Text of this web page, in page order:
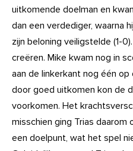
uitkomende doelman en
dan een verdediger, waarna
zijn beloning veiligstelde (1-
creëren. Mike kwam nog in
aan de linkerkant nog één
door goed uitkomen kon de
voorkomen. Het
misschien ging Trias
een doelpunt, wat het spel